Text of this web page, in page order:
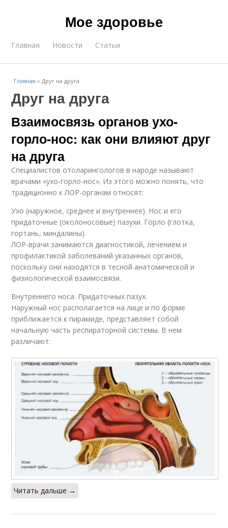
Мое здоровье
Главная Новости Статьи
Главная »Друг на друга
Друг на друга
Взаимосвязь органов ухо-
горло-нос: как они влияют друг
на друга
Специалистов отоларингологов в народе называют
врачами «ухо-горло-нос». Из этого можно понять, что
традиционно к ЛОР-органам относят:
Ухо (наружное, среднее и внутреннее). Нос и его
придаточные (околоносовые) пазухи. Горло (глотка,
гортань, миндалины).
ЛОР-врачи занимаются диагностикой, лечением и
профилактикой заболеваний указанных органов,
поскольку они находятся в тесной анатомической и
физиологической взаимосвязи.
Внутреннего носа. Придаточных пазух.
Наружный нос располагается на лице и по форме
приближается к пирамиде, представляет собой
начальную часть респираторной системы. В нем
различают:
Читать дальше →